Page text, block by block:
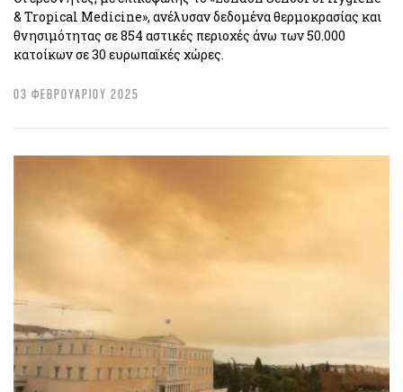
& Tropical Medicine», ανέλυσαν δεδομένα θερμοκρασίας και
θνησιμότητας σε 854 αστικές περιοχές άνω των 50.000
κατοίκων σε 30 ευρωπαϊκές χώρες.
03 ΦΕΒΡΟΥΑΡΙΟΥ 2025